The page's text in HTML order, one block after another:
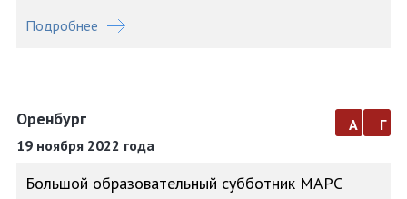
Подробнее
Оренбург
19 ноября 2022 года
а г
Большой образовательный субботник МАРС